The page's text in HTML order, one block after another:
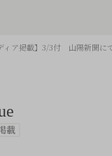
ィア掲載】3/3付 山陽新聞に
載